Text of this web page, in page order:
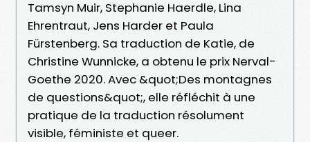
Tamsyn Muir, Stephanie Haerdle, Lina
Ehrentraut, Jens Harder et Paula
Fürstenberg. Sa traduction de Katie, de
Christine Wunnicke, a obtenu le prix Nerval-
Goethe 2020. Avec &quot;Des montagnes
de questions&quot;, elle réfléchit à une
pratique de la traduction résolument
visible, féministe et queer.